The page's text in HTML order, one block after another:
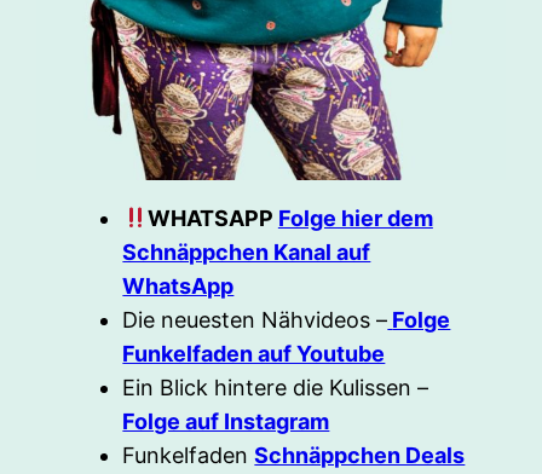
WHATSAPP Folge hier dem
Schnäppchen Kanal auf
WhatsApp
Die neuesten Nähvideos – Folge
Funkelfaden auf Youtube
Ein Blick hintere die Kulissen –
Folge auf Instagram
FunkelfadenSchnäppchen Deals